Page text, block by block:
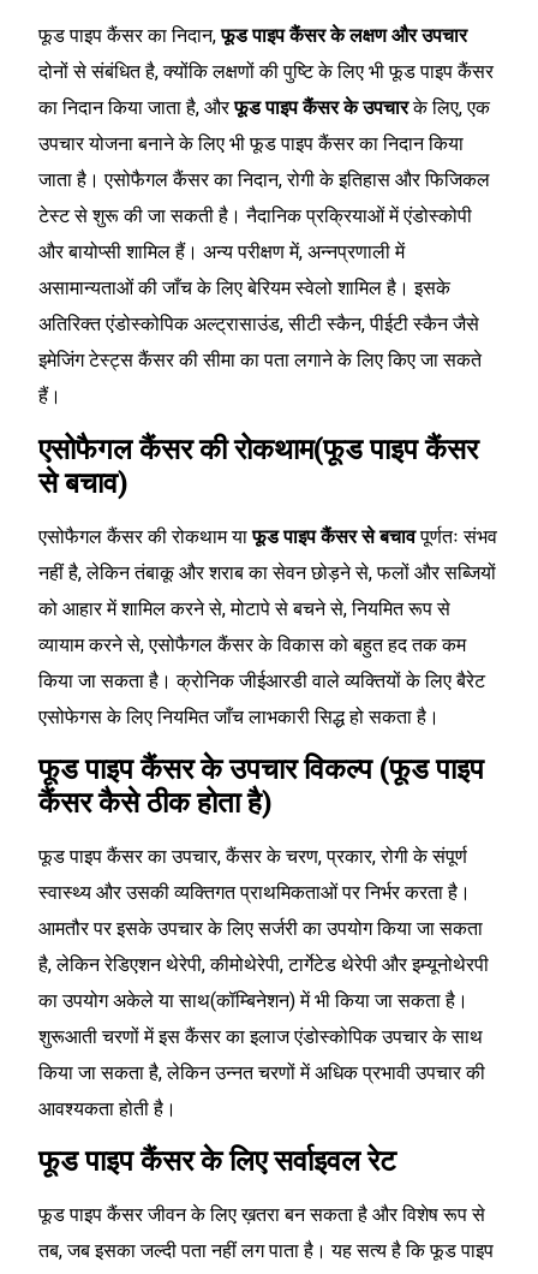
फूड पाइप कैंसर का निदान,फूड पाइप कैंसर के लक्षण और उपचार
दोनों से संबंधित है, क्योंकि लक्षणों की पुष्टि के लिए भी फूड पाइप कैंसर
का निदान किया जाता है, औरफूड पाइप कैंसर के उपचारके लिए, एक
उपचार योजना बनाने के लिए भी फूड पाइप कैंसर का निदान किया
जाता है। एसोफैगल कैंसर का निदान, रोगी के इतिहास और फिजिकल
टेस्ट से शुरू की जा सकती है। नैदानिक प्रक्रियाओं में एंडोस्कोपी
और बायोप्सी शामिल हैं। अन्य परीक्षण में, अन्नप्रणाली में
असामान्यताओं की जाँच के लिए बेरियम स्वेलो शामिल है। इसके
अतिरिक्त एंडोस्कोपिक अल्ट्रासाउंड, सीटी स्कैन, पीईटी स्कैन जैसे
इमेजिंग टेस्ट्स कैंसर की सीमा का पता लगाने के लिए किए जा सकते
हैं।
एसोफैगल कैंसर की रोकथाम(फूड पाइप कैंसर
से बचाव)
एसोफैगल कैंसर की रोकथाम याफूड पाइप कैंसर से बचावपूर्णतः संभव
नहीं है, लेकिन तंबाकू और शराब का सेवन छोड़ने से, फलों और सब्जियों
को आहार में शामिल करने से, मोटापे से बचने से, नियमित रूप से
व्यायाम करने से, एसोफैगल कैंसर के विकास को बहुत हद तक कम
किया जा सकता है। क्रोनिक जीईआरडी वाले व्यक्तियों के लिए बैरेट
एसोफेगस के लिए नियमित जाँच लाभकारी सिद्ध हो सकता है।
फूड पाइप कैंसर के उपचार विकल्प (फूड पाइप
कैंसर कैसे ठीक होता है)
फूड पाइप कैंसर का उपचार, कैंसर के चरण, प्रकार, रोगी के संपूर्ण
स्वास्थ्य और उसकी व्यक्तिगत प्राथमिकताओं पर निर्भर करता है।
आमतौर पर इसके उपचार के लिए सर्जरी का उपयोग किया जा सकता
है, लेकिन रेडिएशन थेरेपी, कीमोथेरेपी, टार्गेटेड थेरेपी और इम्यूनोथेरपी
का उपयोग अकेले या साथ(कॉम्बिनेशन) में भी किया जा सकता है।
शुरूआती चरणों में इस कैंसर का इलाज एंडोस्कोपिक उपचार के साथ
किया जा सकता है, लेकिन उन्नत चरणों में अधिक प्रभावी उपचार की
आवश्यकता होती है।
फूड पाइप कैंसर के लिए सर्वाइवल रेट
फूड पाइप कैंसर जीवन के लिए ख़तरा बन सकता है और विशेष रूप से
तब, जब इसका जल्दी पता नहीं लग पाता है। यह सत्य है कि फूड पाइप